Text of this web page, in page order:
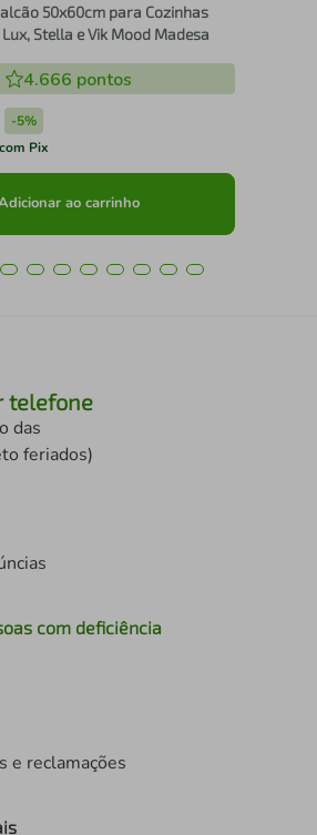
50x60cm para Cozinhas
Stella e Vik Mood Madesa
4.666 pontos
-5%
Pix
ao carrinho
telefone
das
feriados)
com deficiência
e reclamações